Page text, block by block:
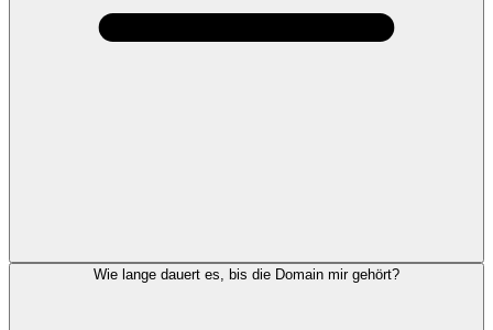
Wie lange dauert es, bis die Domain mir gehört?